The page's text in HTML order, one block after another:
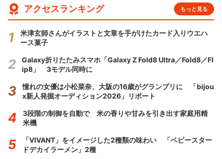
アクセスランキング もっと見る
米津玄師さんがイラストと文章を手がけたカード入りウエハ
ース菓子
Galaxy折りたたみスマホ「Galaxy Z Fold8 Ultra／Fold8／Fl
ip8」 3モデル同時に
憧れの女優は小松菜奈、大阪の16歳がグランプリに 「bijou
x新人発掘オーディション2026」リポート
3段階の制御を自動で 米の香りや甘みを引き出す家庭用精
米機
「VIVANT」をイメージした2種類の味わい 「ベビースター
ドデカイラーメン」2種